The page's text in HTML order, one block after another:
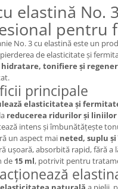
elastină No.
pentru
No. 3 cu elastină este un
de elasticitate și
hidratare, tonifiere și
principale
elasticitatea și
reducerea ridurilor și
intens și îmbunătățește
un aspect mai neted, suplu
ușoară, absorbită rapid, fără a
de 15 ml, potrivit pentru